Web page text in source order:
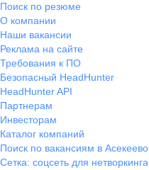
Поиск по резюме
О компании
Наши вакансии
Реклама на сайте
Требования к ПО
Безопасный HeadHunter
HeadHunter API
Партнерам
Инвесторам
Каталог компаний
Поиск по вакансиям в Асекеево
Сетка: соцсеть для нетворкинга